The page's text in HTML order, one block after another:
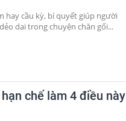
hay cầu kỳ, bí quyết giúp người
dai trong chuyện chăn gối...
chế làm 4 điều này